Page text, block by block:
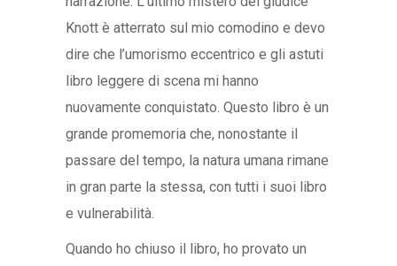
Knott è atterrato sul mio comodino e devo
dire che l’umorismo eccentrico e gli astuti
libro leggere di scena mi hanno
nuovamente conquistato. Questo libro è un
grande promemoria che, nonostante il
passare del tempo, la natura umana rimane
in gran parte la stessa, con tutti i suoi libro
e vulnerabilità.
Quando ho chiuso il libro, ho provato un